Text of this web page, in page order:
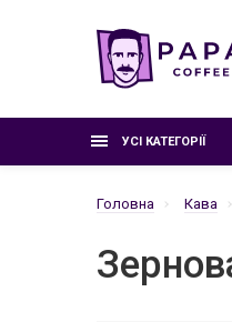
УСІ КАТЕГОРІЇ
Головна Кава